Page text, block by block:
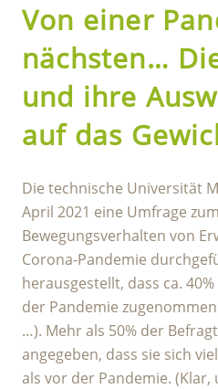
Von einer
nächsten…
und ihre
auf das
Die technische Universität
April 2021 eine Umfrage
Bewegungsverhalten von
Corona-Pandemie
herausgestellt, dass ca.
der Pandemie
…). Mehr als 50% der
angegeben, dass sie sich
als vor der Pandemie. (Klar,